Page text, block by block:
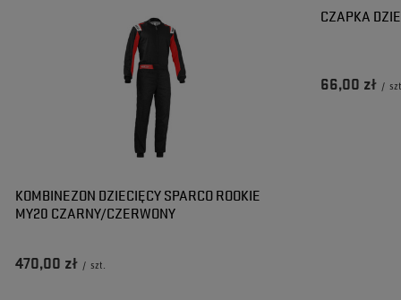
KOMBINEZON DZIECIĘCY SPARCO ROOKIE
MY20 CZARNY/CZERWONY
470,00 zł / szt.
CZAPKA
66,00 zł /